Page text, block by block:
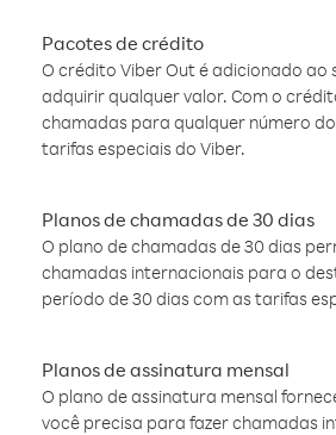
Pacotes de crédito
O crédito Viber Out é adicionado ao
adquirir qualquer valor. Com o
chamadas para qualquer número
tarifas especiais do Viber.
Planos de chamadas de 30 dias
O plano de chamadas de 30 dias
chamadas internacionais para o
período de 30 dias com as tarifas
Planos de assinatura mensal
O plano de assinatura mensal
você precisa para fazer chamadas